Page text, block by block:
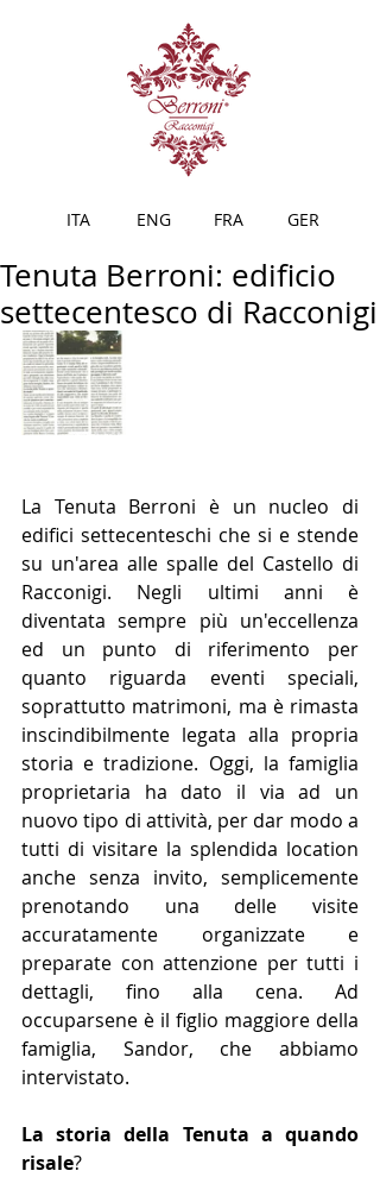
ITA ENG FRA GER
Tenuta Berroni: edificio
settecentesco di Racconigi
La Tenuta Berroni è un nucleo di
edifici settecenteschi che si e­ stende
su un'area alle spalle del Castello di
Racconigi. Negli ulti­mi anni è
diventata sempre più un'eccellenza
ed un punto di ri­ferimento per
quanto riguarda eventi speciali,
soprattutto ma­trimoni, ma è rimasta
inscindibilmente legata alla propria
sto­ria e tradizione. Oggi, la famiglia
proprietaria ha dato il via ad un
nuovo tipo di attività, per dar mo­do a
tutti di visitare la splendida location
anche senza invito, sem­plicemente
prenotando una delle visite
accuratamente organizzate e
preparate con attenzione per tutti i
dettagli, fino alla cena. Ad
occuparsene è il figlio mag­giore della
famiglia, Sandor, che abbiamo
intervistato.
La storia della Tenuta a quan­do
risale?